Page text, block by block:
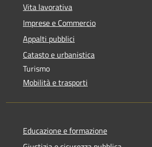
Vita lavorativa
Imprese e Commercio
Appalti pubblici
Catasto e urbanistica
Turismo
Mobilità e trasporti
Educazione e formazione